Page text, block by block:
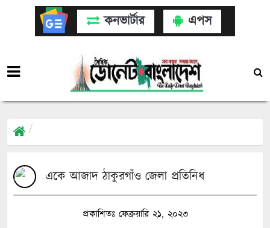
কনভার্টার এপস
একে আজাদ ঠাকুরগাঁও জেলা প্রতিনিধ
প্রকাশিতঃ ফেব্রুয়ারি ২১, ২০২৩